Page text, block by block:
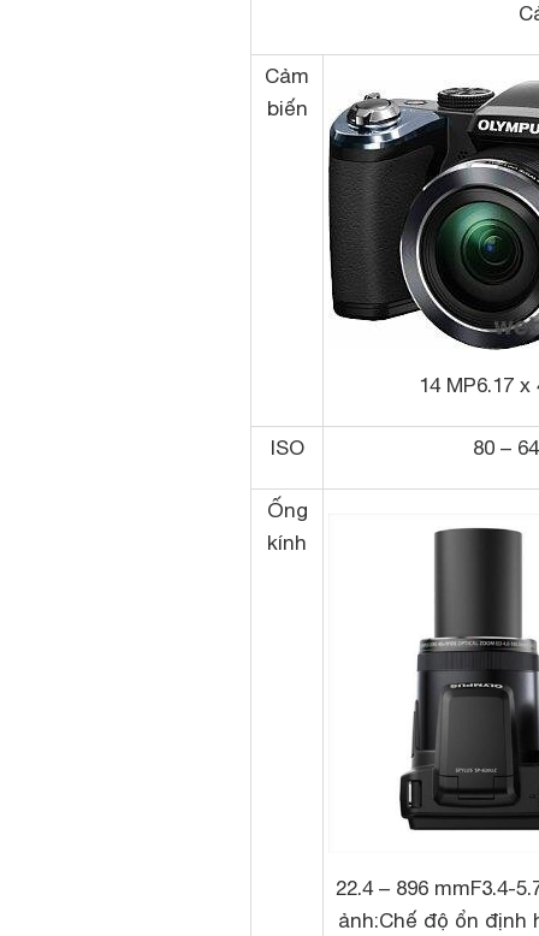
Cảm
biến
14 MP6.17 x
ISO 80 –
Ống
kính
22.4 – 896 mmF3.4-
ảnh:Chế độ ổn định